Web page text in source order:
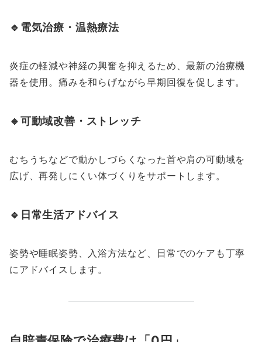
🔹電気治療・温熱療法
炎症の軽減や神経の興奮を抑えるため、最新の治療機
器を使用。痛みを和らげながら早期回復を促します。
🔹可動域改善・ストレッチ
むちうちなどで動かしづらくなった首や肩の可動域を
広げ、再発しにくい体づくりをサポートします。
🔹日常生活アドバイス
姿勢や睡眠姿勢、入浴方法など、日常でのケアも丁寧
にアドバイスします。